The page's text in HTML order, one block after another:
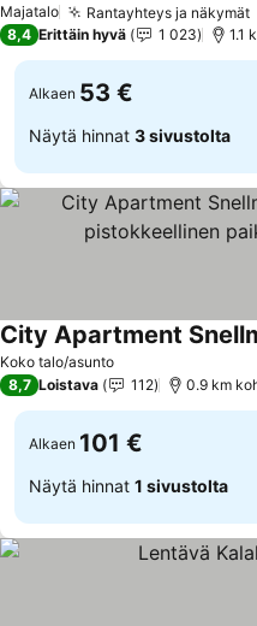
Majatalo Rantayhteys ja näkymät
8,4 Erittäin hyvä 1 023 1.1
Alkaen 53 €
Näytä hinnat 3 sivustolta
Koko talo/asunto
Katso hinnat
8,7 Loistava 112 0.9 km
Alkaen 101 €
Näytä hinnat 1 sivustolta